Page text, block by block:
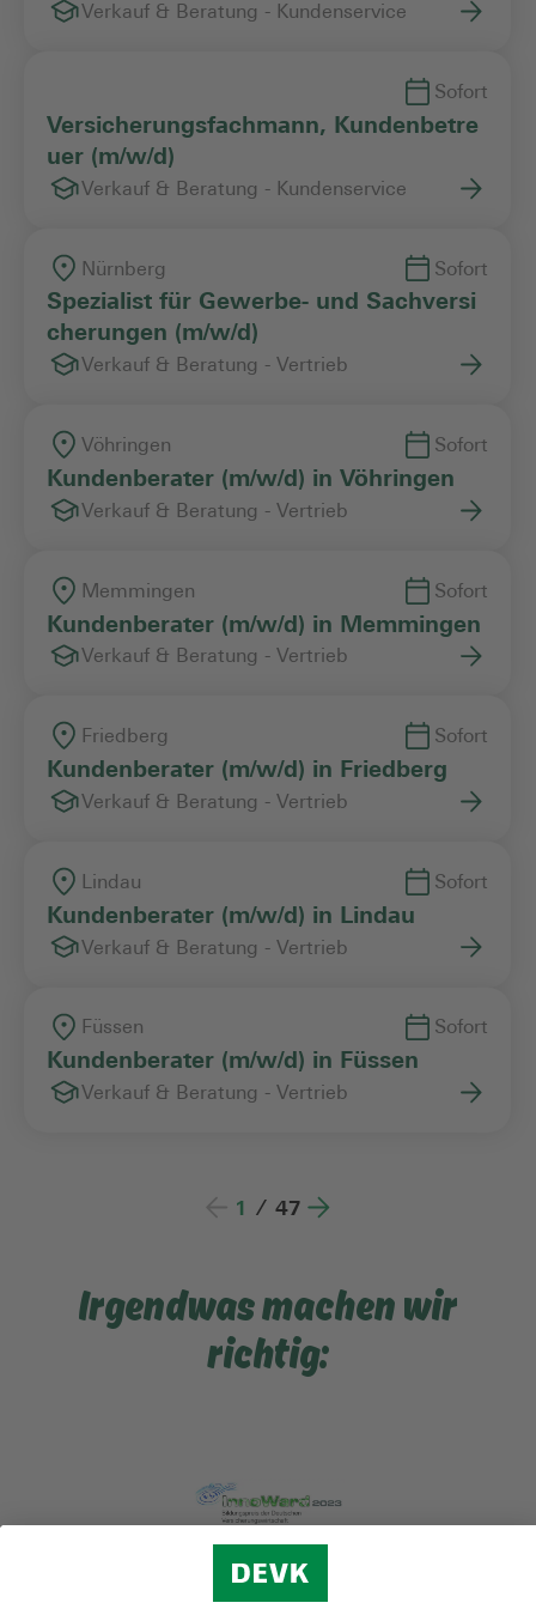
Verkauf & Beratung - Kundenservice
Sofort
Versicherungsfachmann, Kundenbetre
uer (m/w/d)
Verkauf & Beratung - Kundenservice
Nürnberg Sofort
Spezialist für Gewerbe- und Sachversi
cherungen (m/w/d)
Verkauf & Beratung - Vertrieb
Vöhringen Sofort
Kundenberater (m/w/d) in Vöhringen
Verkauf & Beratung - Vertrieb
Memmingen Sofort
Kundenberater (m/w/d) in Memmingen
Verkauf & Beratung - Vertrieb
Friedberg Sofort
Kundenberater (m/w/d) in Friedberg
Verkauf & Beratung - Vertrieb
Lindau Sofort
Kundenberater (m/w/d) in Lindau
Verkauf & Beratung - Vertrieb
Füssen Sofort
Kundenberater (m/w/d) in Füssen
Verkauf & Beratung - Vertrieb
1 / 47
Irgendwas machen wir
richtig: